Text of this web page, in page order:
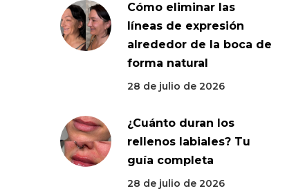
Cómo eliminar las
líneas de expresión
alrededor de la boca de
forma natural
28 de julio de 2026
¿Cuánto duran los
rellenos labiales? Tu
guía completa
28 de julio de 2026